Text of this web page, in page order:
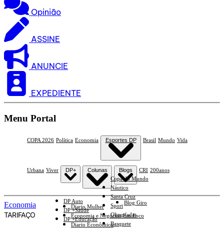
Opinião
ASSINE
ANUNCIE
EXPEDIENTE
Menu Portal
COPA 2026 Política Economia Esportes DP
Copa do Mundo
Náutico
Santa Cruz
Sport
Olimpíadas
Basquete
Brasil Mundo Vida
Urbana Viver DP+
DP Auto
DP +Saúde
DP +Educação
Colunas
Diario Mulher
Economia e Negócios Em Foco
Diario Econômico
Blogs
Blog Giro
CRI 200anos
Economia
TARIFAÇO